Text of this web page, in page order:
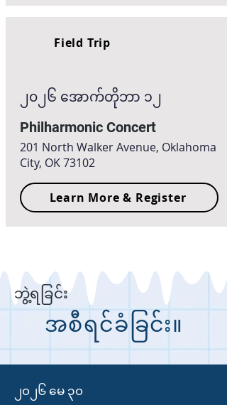
Field Trip
၂၀၂၆ အောက်တိုဘာ ၁၂
Philharmonic Concert
201 North Walker Avenue, Oklahoma
City, OK 73102
Learn More & Register
ဘွဲ့ရခြင်း
အစီရင်ခံခြင်း။
၂၀၂၆ မေ ၃၀